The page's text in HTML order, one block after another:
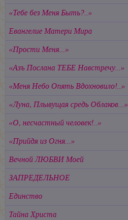
«Тебе без Меня Быть?..»
Евангелие Матери Мира
«Прости Меня...»
«Азъ Послана ТЕБЕ Навстречу...»
«Меня Небо Опять Вдохновило!..»
«Луна, Плывущая средь Облаков...»
«О, несчастный человек!..»
«Прийдя из Огня...»
Вечной ЛЮБВИ Моей
ЗАПРЕДЕЛЬНОЕ
Единство
Тайна Христа